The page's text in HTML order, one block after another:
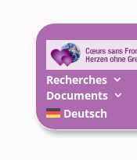
Recherches
Documents
Deutsch